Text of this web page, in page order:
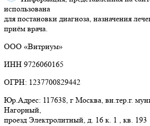
использована
для постановки диагноза, назначения
приём врача.
ООО «Витриум»
ИНН 9726060165
ОГРН: 1237700829442
Юр.Адрес: 117638, г Москва, вн.тер.г.
Нагорный,
проезд Электролитный, д. 16 к. 1 , кв. 193